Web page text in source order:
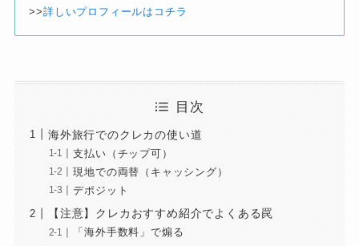
>>詳しいプロフィールはコチラ
目次
海外旅行でのクレカの使い道
支払い（チップ可）
現地での両替（キャッシング）
デポジット
【注意】クレカおすすめ紹介でよくある罠
「海外手数料」で煽る